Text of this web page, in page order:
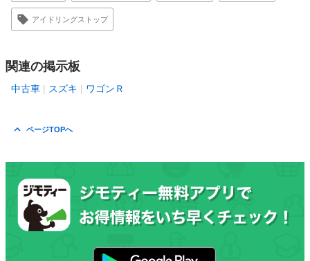
アイドリングストップ
関連の掲示板
中古車 スズキ ワゴンＲ
ページTOPへ